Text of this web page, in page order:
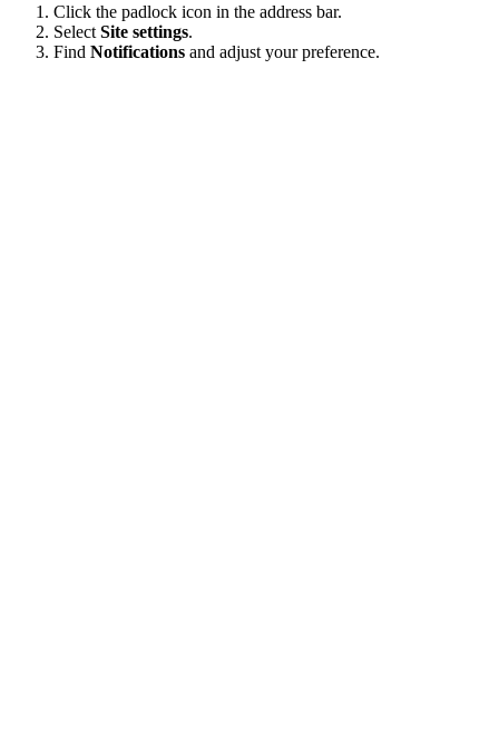
Click the padlock icon in the address bar.
Select Site settings.
Find Notifications and adjust your preference.